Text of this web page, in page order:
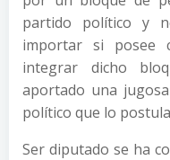
partido político y
importar si posee
integrar dicho
aportado una
político que lo
Ser diputado se ha